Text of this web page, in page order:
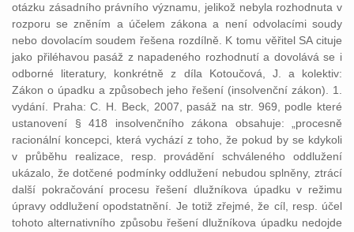
otázku zásadního právního významu, jelikož nebyla rozhodnuta v
rozporu se zněním a účelem zákona a není odvolacími soudy
nebo dovolacím soudem řešena rozdílně. K tomu věřitel SA cituje
jako přiléhavou pasáž z napadeného rozhodnutí a dovolává se i
odborné literatury, konkrétně z díla Kotoučová, J. a kolektiv:
Zákon o úpadku a způsobech jeho řešení (insolvenční zákon). 1.
vydání. Praha: C. H. Beck, 2007, pasáž na str. 969, podle které
ustanovení § 418 insolvenčního zákona obsahuje: „procesně
racionální koncepci, která vychází z toho, že pokud by se kdykoli
v průběhu realizace, resp. provádění schváleného oddlužení
ukázalo, že dotčené podmínky oddlužení nebudou splněny, ztrácí
další pokračování procesu řešení dlužníkova úpadku v režimu
úpravy oddlužení opodstatnění. Je totiž zřejmé, že cíl, resp. účel
tohoto alternativního způsobu řešení dlužníkova úpadku nedojde